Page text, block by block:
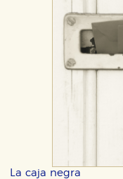
La caja negra